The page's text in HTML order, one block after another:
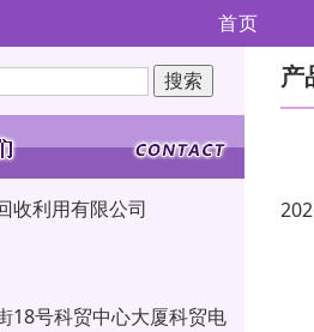
首页
收利用有限公司
18号科贸中心大厦科贸电
产